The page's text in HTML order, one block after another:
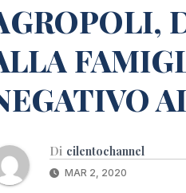
Di cilentochannel
MAR 2, 2020